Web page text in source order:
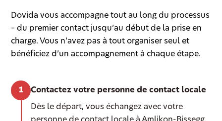
Dovida vous accompagne tout au long du processus
– du premier contact jusqu’au début de la prise en
charge. Vous n’avez pas à tout organiser seul et
bénéficiez d’un accompagnement à chaque étape.
Contactez votre personne de contact locale
Dès le départ, vous échangez avec votre